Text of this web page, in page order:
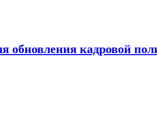
обновления кадровой